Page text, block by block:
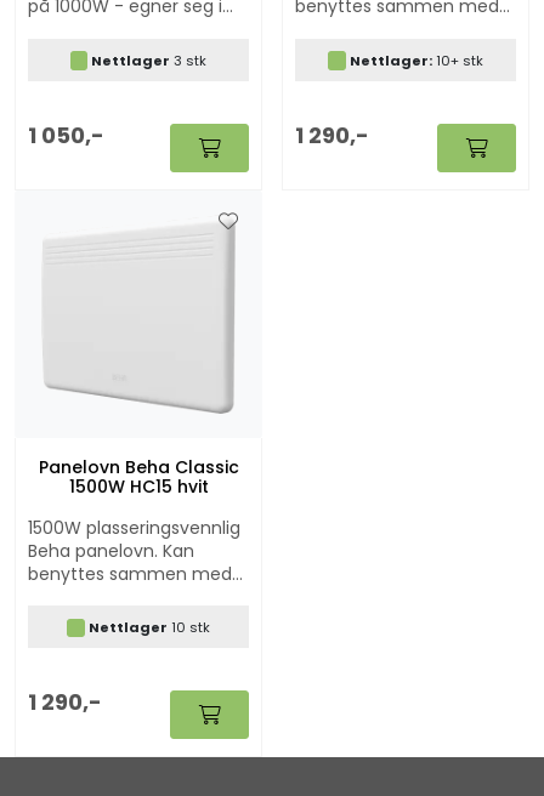
på 1000W - egner seg i
og på hytta. Kan benyttes
sammen med våre "Ring
Nettlager 3 stk
1 050,-
benyttes sammen med
løsninger.Nettlager:10+ stk
1 290,-
Panelovn Beha Classic
1500W HC15 hvit
1500W plasseringsvennlig
Beha panelovn. Kan
benyttes sammen med
løsninger.Nettlager 10 stk
1 290,-